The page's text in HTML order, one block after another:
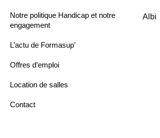
Notre politique Handicap et notre
engagement
L’actu de Formasup’
Offres d’emploi
Location de salles
Contact
Albi